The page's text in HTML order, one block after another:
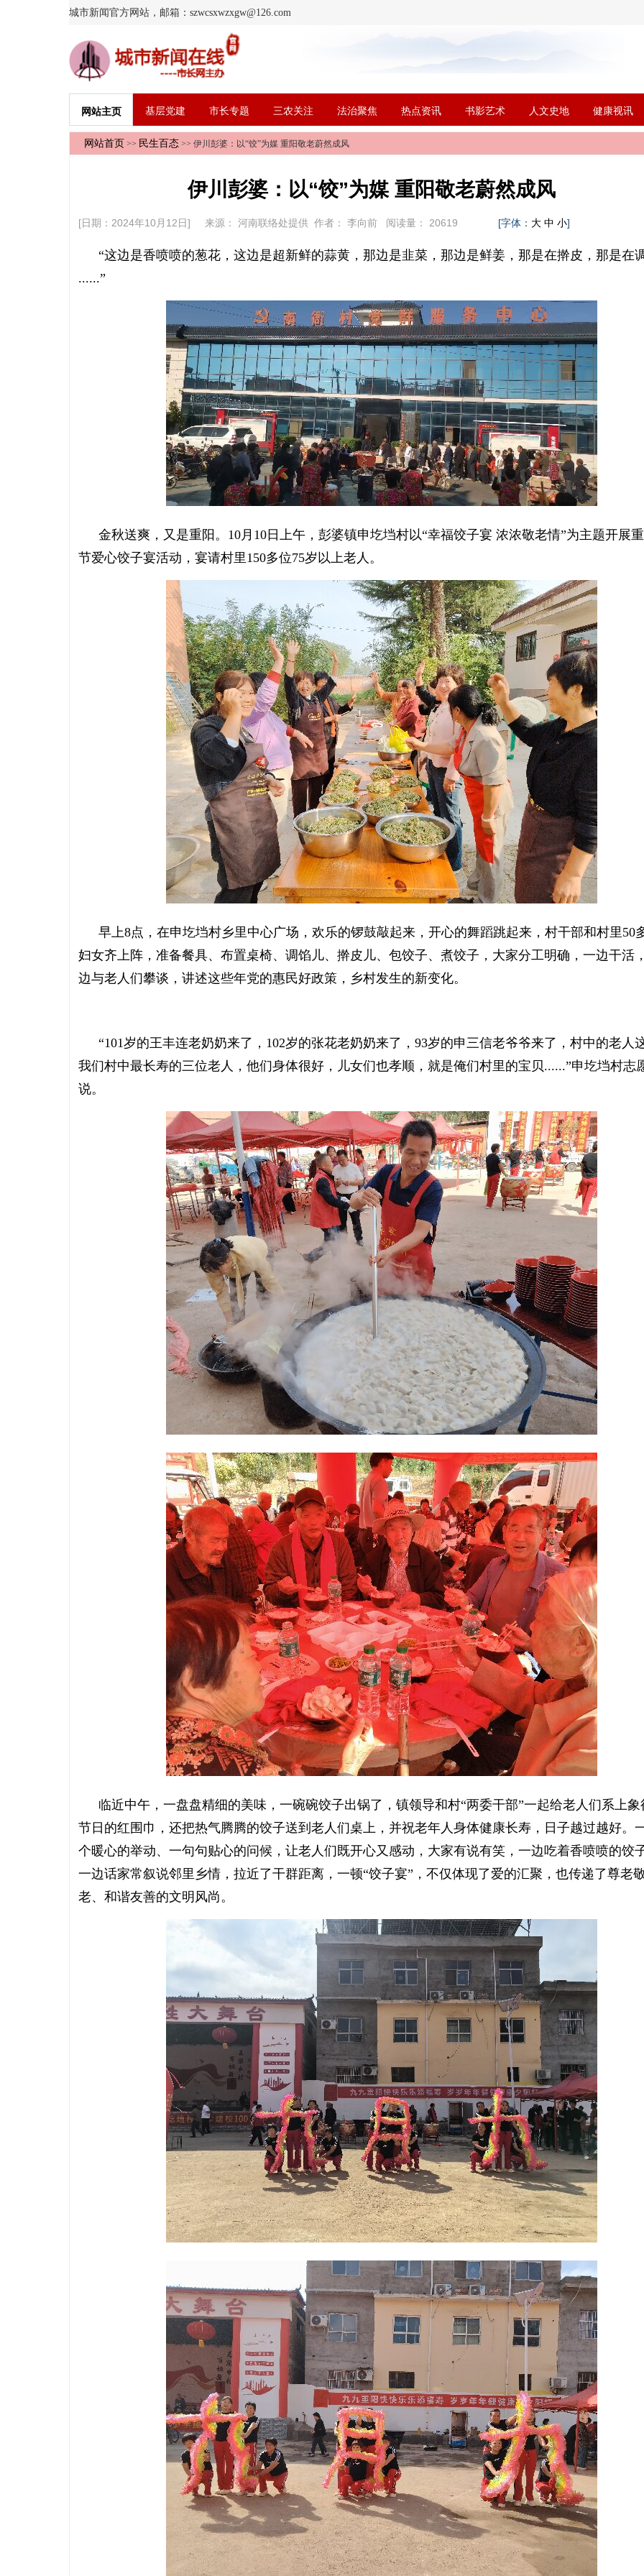
城市新闻官方网站，邮箱：szwcsxwzxgw@126.com
网站主页 基层党建 市长专题 三农关注 法治聚焦 热点资讯 书影艺术 人文史地 健康视讯
网站首页 >> 民生百态 >> 伊川彭婆：以“饺”为媒 重阳敬老蔚然成风
伊川彭婆：以“饺”为媒 重阳敬老蔚然成风
[日期：2024年10月12日] 来源： 河南联络处提供 作者： 李向前 阅读量： 20619 [字体： 大 中 小]
“这边是香喷喷的葱花，这边是超新鲜的蒜黄，那边是韭菜，那边是鲜姜，那是在擀皮，那是在
......”
金秋送爽，又是重阳。10月10日上午，彭婆镇申圪垱村以“幸福饺子宴 浓浓敬老情”为主题开展
节爱心饺子宴活动，宴请村里150多位75岁以上老人。
早上8点，在申圪垱村乡里中心广场，欢乐的锣鼓敲起来，开心的舞蹈跳起来，村干部和村里50
妇女齐上阵，准备餐具、布置桌椅、调馅儿、擀皮儿、包饺子、煮饺子，大家分工明确，一边干活
边与老人们攀谈，讲述这些年党的惠民好政策，乡村发生的新变化。
“101岁的王丰连老奶奶来了，102岁的张花老奶奶来了，93岁的申三信老爷爷来了，村中的老人
我们村中最长寿的三位老人，他们身体很好，儿女们也孝顺，就是俺们村里的宝贝......”申圪垱村志
说。
临近中午，一盘盘精细的美味，一碗碗饺子出锅了，镇领导和村“两委干部”一起给老人们系上象
节日的红围巾，还把热气腾腾的饺子送到老人们桌上，并祝老年人身体健康长寿，日子越过越好。
个暖心的举动、一句句贴心的问候，让老人们既开心又感动，大家有说有笑，一边吃着香喷喷的饺
一边话家常叙说邻里乡情，拉近了干群距离，一顿“饺子宴”，不仅体现了爱的汇聚，也传递了尊老
老、和谐友善的文明风尚。